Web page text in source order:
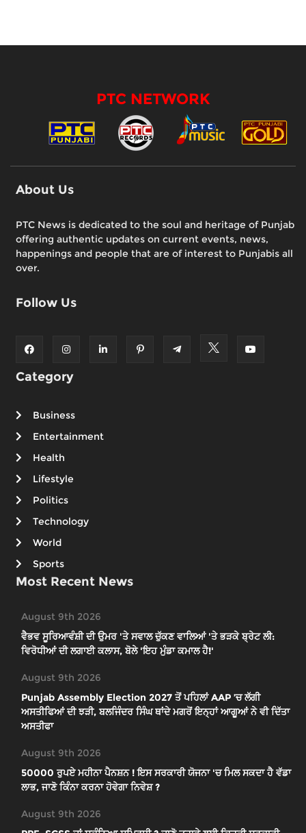
PTC NETWORK
About Us
PTC News is dedicated to the soul and heritage of Punjab
offering authentic updates on current events, news,
happenings and people that are of interest to Punjabis all
over.
Follow Us
Category
Business
Entertainment
Health
Lifestyle
Politics
Technology
World
Sports
Most Recent News
August 9th 2026
ਵੈਭਵ ਸੂਰਿਆਵੰਸ਼ੀ ਦੀ ਉਮਰ 'ਤੇ ਸਵਾਲ ਚੁੱਕਣ ਵਾਲਿਆਂ 'ਤੇ ਭੜਕੇ ਬ੍ਰੇਟ ਲੀ:
ਵਿਰੋਧੀਆਂ ਦੀ ਲਗਾਈ ਕਲਾਸ, ਬੋਲੇ 'ਇਹ ਮੁੰਡਾ ਕਮਾਲ ਹੈ!'
August 9th 2026
Punjab Assembly Election 2027 ਤੋਂ ਪਹਿਲਾਂ AAP ’ਚ ਲੱਗੀ
ਅਸਤੀਫਿਆਂ ਦੀ ਝੜੀ, ਬਲਜਿੰਦਰ ਸਿੰਘ ਥਾਂਦੇ ਮਗਰੋਂ ਇਨ੍ਹਾਂ ਆਗੂਆਂ ਨੇ ਵੀ ਦਿੱਤਾ
ਅਸਤੀਫਾ
August 9th 2026
50000 ਰੁਪਏ ਮਹੀਨਾ ਪੈਨਸ਼ਨ ! ਇਸ ਸਰਕਾਰੀ ਯੋਜਨਾ 'ਚ ਮਿਲ ਸਕਦਾ ਹੈ ਵੱਡਾ
ਲਾਭ, ਜਾਣੋ ਕਿੰਨਾ ਕਰਨਾ ਹੋਵੇਗਾ ਨਿਵੇਸ਼ ?
August 9th 2026